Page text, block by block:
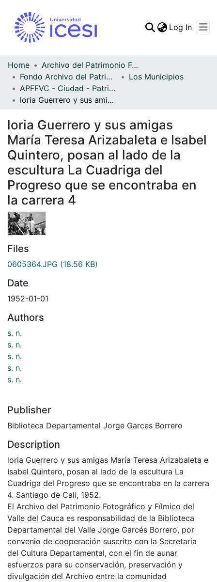
Statistics
Log In
Home
Archivo del Patrimonio Fotográfico y Fílmico del Valle del Cauca
Fondo Archivo del Patrimonio Fotográfico y Fílmico del Valle del Cauca
Los Municipios
APFFVC - Ciudad - Patrimonial
loria Guerrero y sus amigas María Teresa Arizabaleta e Isabel Quintero, posan al lado de la escultura La Cuadriga del Progreso que se encontraba en la carrera 4
loria Guerrero y sus amigas
María Teresa Arizabaleta e Isabel
Quintero, posan al lado de la
escultura La Cuadriga del
Progreso que se encontraba en
la carrera 4
Files
0605364.JPG (18.56 KB)
Date
1952-01-01
Authors
s. n.
s. n.
s. n.
s. n.
s. n.
Publisher
Biblioteca Departamental Jorge Garces Borrero
Description
loria Guerrero y sus amigas María Teresa Arizabaleta e
Isabel Quintero, posan al lado de la escultura La
Cuadriga del Progreso que se encontraba en la carrera
4. Santiago de Cali, 1952.
El Archivo del Patrimonio Fotográfico y Fílmico del
Valle del Cauca es responsabilidad de la Biblioteca
Departamental del Valle Jorge Garcés Borrero, por
convenio de cooperación suscrito con la Secretaria
del Cultura Departamental, con el fin de aunar
esfuerzos para su conservación, preservación y
divulgación del Archivo entre la comunidad